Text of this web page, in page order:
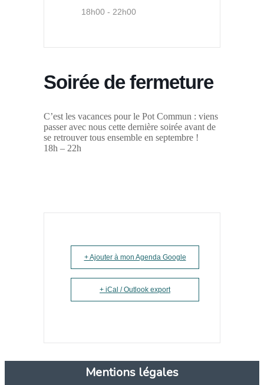
18h00 - 22h00
Soirée de fermeture
C’est les vacances pour le Pot Commun : viens
passer avec nous cette dernière soirée avant de
se retrouver tous ensemble en septembre !
18h – 22h
+ Ajouter à mon Agenda Google
+ iCal / Outlook export
Mentions légales